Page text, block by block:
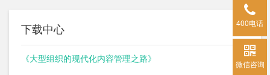
下载中心
《大型组织的现代化内容管理之路》
400电话
微信咨询